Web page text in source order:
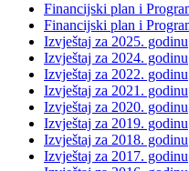
Financijski plan i
Financijski plan i
Izvještaj za 2025. godinu
Izvještaj za 2024. godinu
Izvještaj za 2022. godinu
Izvještaj za 2021. godinu
Izvještaj za 2020. godinu
Izvještaj za 2019. godinu
Izvještaj za 2018. godinu
Izvještaj za 2017. godinu